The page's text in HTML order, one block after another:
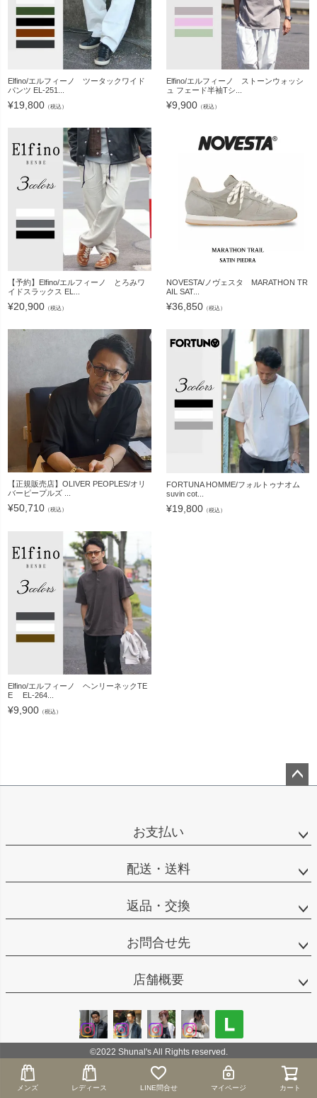
メンズ レディース LINE問合せ マイページ カート
メンズ レディース LINE問合せ マイページ カート
Elfino/エルフィーノ ツータックワイド
パンツ EL-251...
¥19,800 （税込）
Elfino/エルフィーノ ストーンウォッシ
ュ フェード半袖Tシ...
¥9,900（税込）
【予約】Elfino/エルフィーノ とろみワ
イドスラックス EL...
¥20,900 （税込）
NOVESTA/ノヴェスタ MARATHON TR
AIL SAT...
¥36,850（税込）
【正規販売店】OLIVER PEOPLES/オリ
バーピープルズ ...
¥50,710 （税込）
FORTUNA HOMME/フォルトゥナオム
suvin cot...
¥19,800（税込）
Elfino/エルフィーノ ヘンリーネックTE
E EL-264...
¥9,900 （税込）
お支払い
配送・送料
返品・交換
お問合せ先
店舗概要
©2022 Shunal's All Rights reserved.